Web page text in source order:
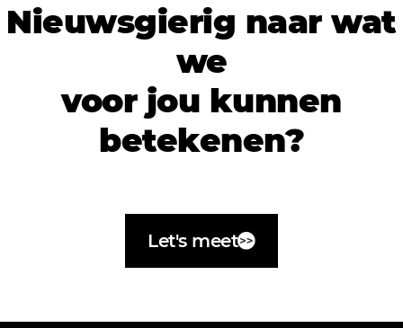
Nieuwsgierig naar wat
we
voor jou kunnen
betekenen?
Let's meet